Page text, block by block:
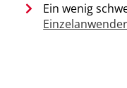
Ein wenig